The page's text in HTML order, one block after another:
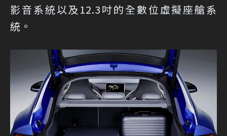
影音系統以及12.3吋的全數位虛擬座艙系
統。